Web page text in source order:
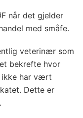
når det gjelder
med småfe.
veterinær som
bekrefte hvor
ikke har vært
Dette er